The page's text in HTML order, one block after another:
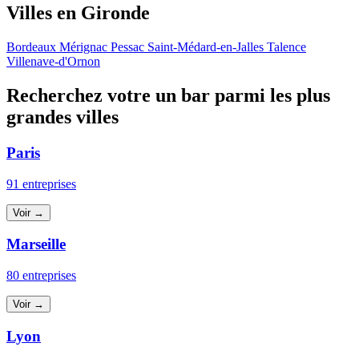
Villes en Gironde
Bordeaux Mérignac Pessac Saint-Médard-en-Jalles Talence
Villenave-d'Ornon
Recherchez votre un bar parmi les plus
grandes villes
Paris
91 entreprises
Voir →
Marseille
80 entreprises
Voir →
Lyon